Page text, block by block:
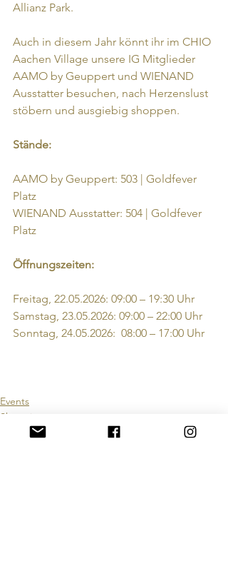
Allianz Park.
Auch in diesem Jahr könnt ihr im CHIO
Aachen Village unsere IG Mitglieder
AAMO by Geuppert und WIENAND
Ausstatter besuchen, nach Herzenslust
stöbern und ausgiebig shoppen.
Stände:
AAMO by Geuppert: 503 | Goldfever
Platz
WIENAND Ausstatter: 504 | Goldfever
Platz
Öffnungszeiten:
Freitag, 22.05.2026: 09:00 – 19:30 Uhr
Samstag, 23.05.2026: 09:00 – 22:00 Uhr
Sonntag, 24.05.2026:  08:00 – 17:00 Uhr
Events
Shopping